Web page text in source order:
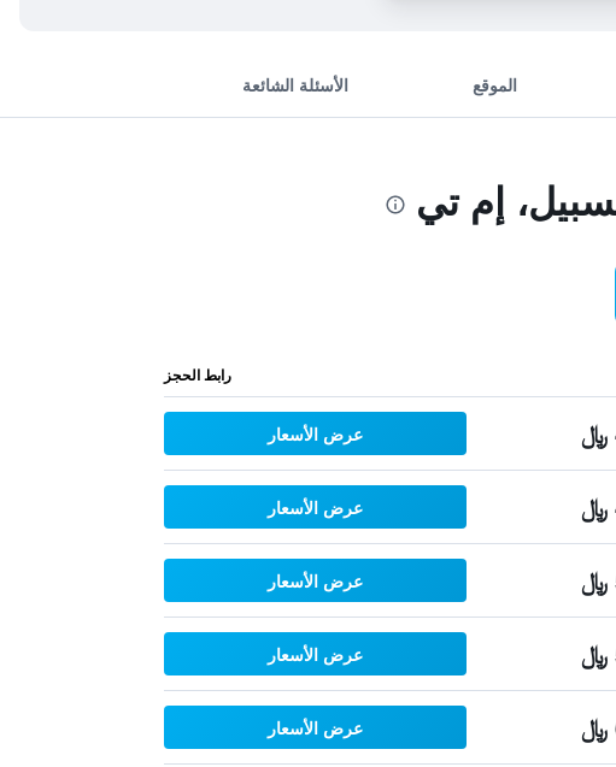
الموقع الأسئلة الشائعة
إم تي
رابط الحجز
عرض الأسعار
عرض الأسعار
عرض الأسعار
عرض الأسعار
عرض الأسعار